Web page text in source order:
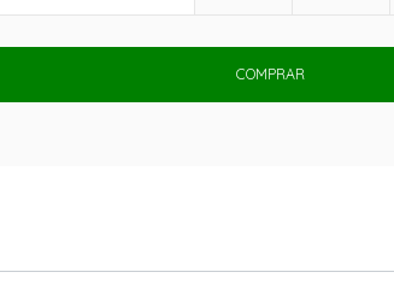
COMPRAR